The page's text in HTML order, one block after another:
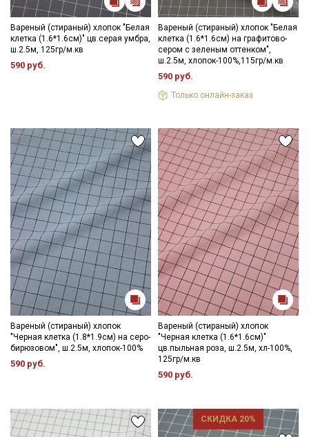
Вареный (стираный) хлопок "Белая
клетка (1.6*1.6см)" цв.серая умбра,
ш.2.5м, 125гр/м.кв
590 руб.
Вареный (стираный) хлопок "Белая
клетка (1.6*1.6см) на графитово-
сером с зеленым оттенком",
ш.2.5м, хлопок-100%,115гр/м.кв
590 руб.
Только онлайн-заказ
Вареный (стираный) хлопок
"Черная клетка (1.8*1.9см) на серо-
бирюзовом", ш.2.5м, хлопок-100%
590 руб.
Вареный (стираный) хлопок
"Черная клетка (1.6*1.6см)"
цв.пыльная роза, ш.2.5м, хл-100%,
125гр/м.кв
590 руб.
СКИДКА 20%